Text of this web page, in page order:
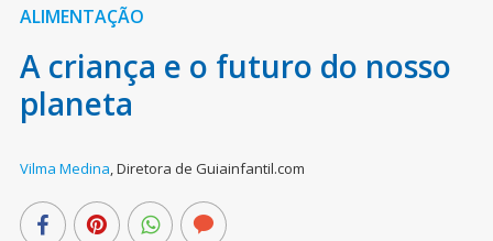
ALIMENTAÇÃO
A criança e o futuro do nosso
planeta
Vilma Medina,Diretora de Guiainfantil.com